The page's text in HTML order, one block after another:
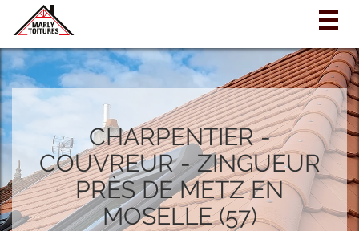
CHARPENTIER -
COUVREUR - ZINGUEUR
PRÈS DE METZ EN
MOSELLE (57)